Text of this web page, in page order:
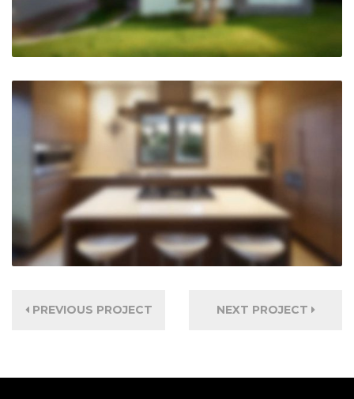
PREVIOUS PROJECT NEXT PROJECT